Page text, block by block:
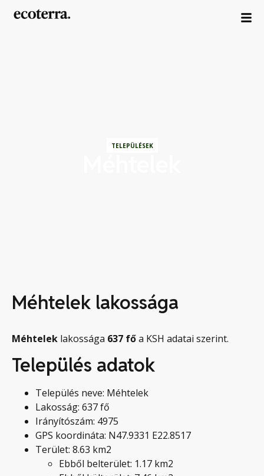
TELEPÜLÉSEK
Méhtelek lakossága
Méhtelek lakossága 637 főa KSH adatai szerint.
Település adatok
Település neve: Méhtelek
Lakosság: 637 fő
Irányítószám: 4975
GPS koordináta: N47.9331 E22.8517
Terület: 8.63 km2
Ebből belterület: 1.17 km2